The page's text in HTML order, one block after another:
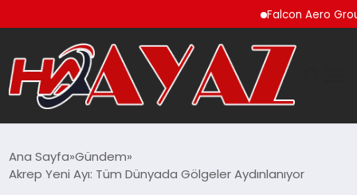
Falcon Aero Group,
DÜNYA
Ana Sayfa Gündem
Akrep Yeni Ayı: Tüm Dünyada Gölgeler Aydınlanıyor